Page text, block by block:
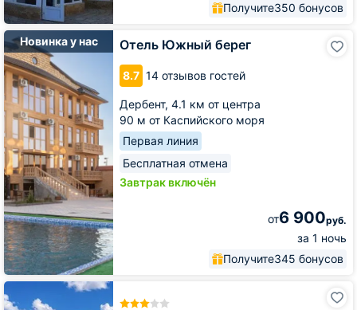
Получите350 бонусов
Новинка у нас Отель Южный берег
8.7 14 отзывов гостей
Дербент, 4.1 км от центра
90 м от Каспийского моря
Первая линия
Бесплатная отмена
Завтрак включён
от6 900руб.
за 1 ночь
Получите345 бонусов
Отель
Южный
берег
Отель
Шейх